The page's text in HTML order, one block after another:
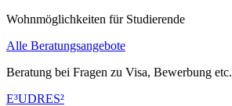
Wohnmöglichkeiten für Studierende
Alle Beratungsangebote
Beratung bei Fragen zu Visa, Bewerbung etc.
E³UDRES²